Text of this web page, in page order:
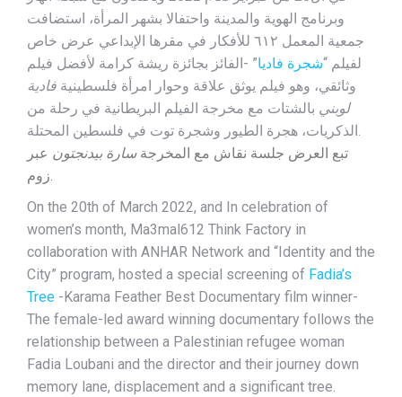
وبرنامج الهوية والمدينة واحتفالا بشهر المرأة، استضافت
جمعية المعمل ٦١٢ للأفكار في مقرها الإبداعي عرض خاص
لفيلم “شجرة فاديا” -الفائز بجائزة ريشة كرامة لأفضل فيلم
وثائقي، وهو فيلم يوثق علاقة وحوار امرأة فلسطينية فادية
لوبني بالشتات مع مخرجة الفيلم البريطانية في رحلة من
الذكريات، هجرة الطيور وشجرة توت في فلسطين المحتلة.
تبع العرض جلسة نقاش مع المخرجةسارة بيدنجتون عبر
زوم.
On the 20th of March 2022, and In celebration of
women’s month, Ma3mal612 Think Factory in
collaboration with ANHAR Network and “Identity and the
City” program, hosted a special screening of Fadia’s
Tree -Karama Feather Best Documentary film winner-
The female-led award winning documentary follows the
relationship between a Palestinian refugee woman
Fadia Loubani and the director and their journey down
memory lane, displacement and a significant tree.